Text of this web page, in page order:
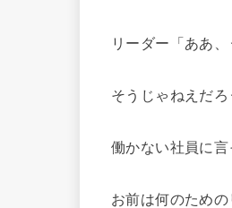
リーダー「ああ
そうじゃねえだろ
働かない社員に
お前は何のための